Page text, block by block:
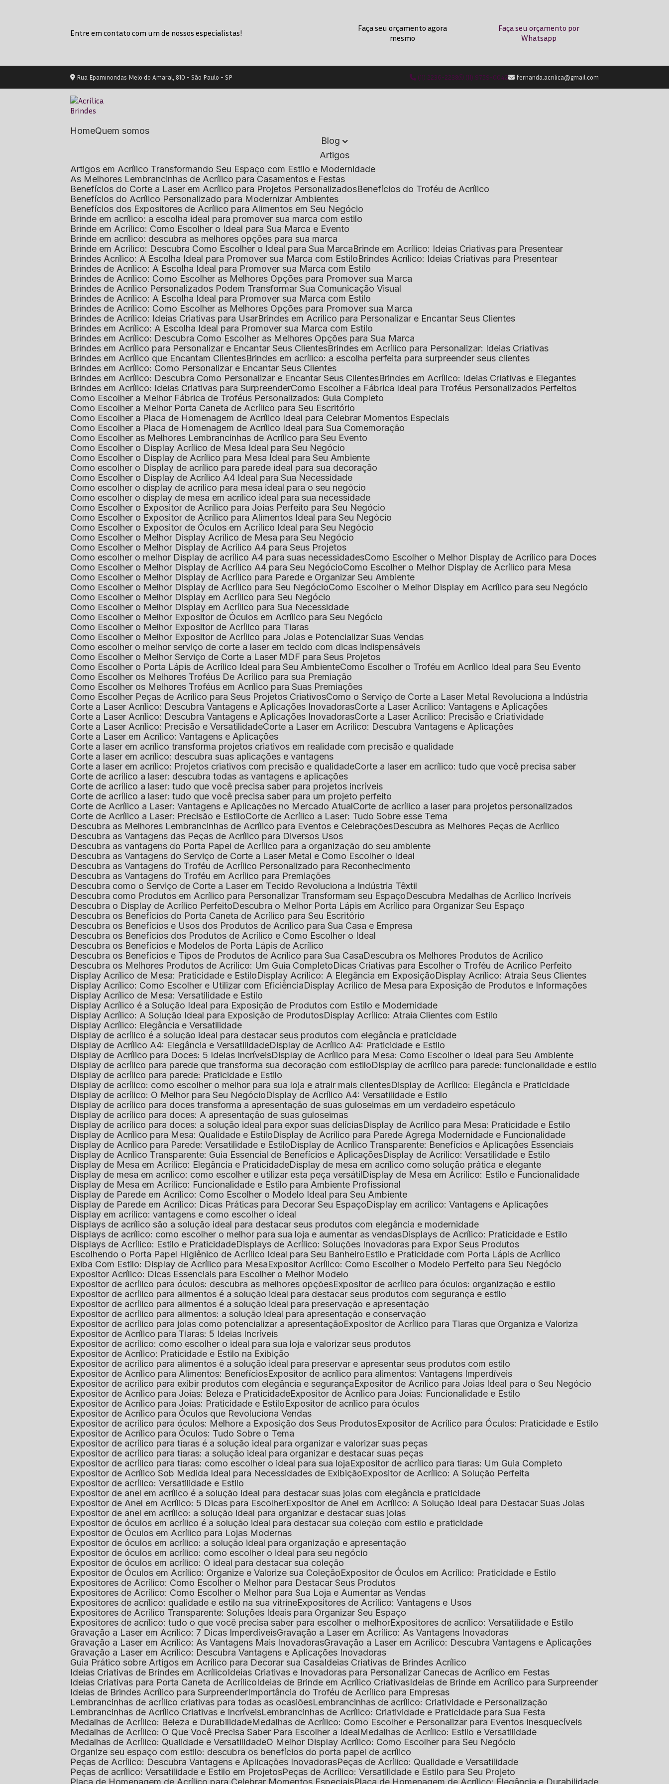
Entre em contato com um de nossos especialistas!
Faça seu orçamento agora
mesmo
Faça seu orçamento por
Whatsapp
Rua Epaminondas Melo do Amaral, 810 - São Paulo - SP (11) 2236-2238 (11) 9759-0042 fernanda.acrilica@gmail.com
Home
Quem somos
Blog
Artigos
Artigos em Acrílico Transformando Seu Espaço com Estilo e Modernidade
As Melhores Lembrancinhas de Acrílico para Casamentos e Festas
Benefícios do Corte a Laser em Acrílico para Projetos Personalizados
Benefícios do Troféu de Acrílico
Benefícios do Acrílico Personalizado para Modernizar Ambientes
Benefícios dos Expositores de Acrílico para Alimentos em Seu Negócio
Brinde em acrílico: a escolha ideal para promover sua marca com estilo
Brinde em Acrílico: Como Escolher o Ideal para Sua Marca e Evento
Brinde em acrílico: descubra as melhores opções para sua marca
Brinde em Acrílico: Descubra Como Escolher o Ideal para Sua Marca
Brinde em Acrílico: Ideias Criativas para Presentear
Brindes Acrílico: A Escolha Ideal para Promover sua Marca com Estilo
Brindes Acrílico: Ideias Criativas para Presentear
Brindes de Acrílico: A Escolha Ideal para Promover sua Marca com Estilo
Brindes de Acrílico: Como Escolher as Melhores Opções para Promover sua Marca
Brindes de Acrílico Personalizados Podem Transformar Sua Comunicação Visual
Brindes de Acrílico: A Escolha Ideal para Promover sua Marca com Estilo
Brindes de Acrílico: Como Escolher as Melhores Opções para Promover sua Marca
Brindes de Acrílico: Ideias Criativas para Usar
Brindes em Acrílico para Personalizar e Encantar Seus Clientes
Brindes em Acrílico: A Escolha Ideal para Promover sua Marca com Estilo
Brindes em Acrílico: Descubra Como Escolher as Melhores Opções para Sua Marca
Brindes em Acrílico para Personalizar e Encantar Seus Clientes
Brindes em Acrílico para Personalizar: Ideias Criativas
Brindes em Acrílico que Encantam Clientes
Brindes em acrílico: a escolha perfeita para surpreender seus clientes
Brindes em Acrílico: Como Personalizar e Encantar Seus Clientes
Brindes em Acrílico: Descubra Como Personalizar e Encantar Seus Clientes
Brindes em Acrílico: Ideias Criativas e Elegantes
Brindes em Acrílico: Ideias Criativas para Surpreender
Como Escolher a Fábrica Ideal para Troféus Personalizados Perfeitos
Como Escolher a Melhor Fábrica de Troféus Personalizados: Guia Completo
Como Escolher a Melhor Porta Caneta de Acrílico para Seu Escritório
Como Escolher a Placa de Homenagem de Acrílico Ideal para Celebrar Momentos Especiais
Como Escolher a Placa de Homenagem de Acrílico Ideal para Sua Comemoração
Como Escolher as Melhores Lembrancinhas de Acrílico para Seu Evento
Como Escolher o Display Acrílico de Mesa Ideal para Seu Negócio
Como Escolher o Display de Acrílico para Mesa Ideal para Seu Ambiente
Como escolher o Display de acrílico para parede ideal para sua decoração
Como Escolher o Display de Acrílico A4 Ideal para Sua Necessidade
Como escolher o display de acrílico para mesa ideal para o seu negócio
Como escolher o display de mesa em acrílico ideal para sua necessidade
Como Escolher o Expositor de Acrílico para Joias Perfeito para Seu Negócio
Como Escolher o Expositor de Acrílico para Alimentos Ideal para Seu Negócio
Como Escolher o Expositor de Óculos em Acrílico Ideal para Seu Negócio
Como Escolher o Melhor Display Acrílico de Mesa para Seu Negócio
Como Escolher o Melhor Display de Acrílico A4 para Seus Projetos
Como escolher o melhor Display de acrílico A4 para suas necessidades
Como Escolher o Melhor Display de Acrílico para Doces
Como Escolher o Melhor Display de Acrílico A4 para Seu Negócio
Como Escolher o Melhor Display de Acrílico para Mesa
Como Escolher o Melhor Display de Acrílico para Parede e Organizar Seu Ambiente
Como Escolher o Melhor Display de Acrílico para Seu Negócio
Como Escolher o Melhor Display em Acrílico para seu Negócio
Como Escolher o Melhor Display em Acrílico para Seu Negócio
Como Escolher o Melhor Display em Acrílico para Sua Necessidade
Como Escolher o Melhor Expositor de Óculos em Acrílico para Seu Negócio
Como Escolher o Melhor Expositor de Acrílico para Tiaras
Como Escolher o Melhor Expositor de Acrílico para Joias e Potencializar Suas Vendas
Como escolher o melhor serviço de corte a laser em tecido com dicas indispensáveis
Como Escolher o Melhor Serviço de Corte a Laser MDF para Seus Projetos
Como Escolher o Porta Lápis de Acrílico Ideal para Seu Ambiente
Como Escolher o Troféu em Acrílico Ideal para Seu Evento
Como Escolher os Melhores Troféus De Acrílico para sua Premiação
Como Escolher os Melhores Troféus em Acrílico para Suas Premiações
Como Escolher Peças de Acrílico para Seus Projetos Criativos
Como o Serviço de Corte a Laser Metal Revoluciona a Indústria
Corte a Laser Acrílico: Descubra Vantagens e Aplicações Inovadoras
Corte a Laser Acrílico: Vantagens e Aplicações
Corte a Laser Acrílico: Descubra Vantagens e Aplicações Inovadoras
Corte a Laser Acrílico: Precisão e Criatividade
Corte a Laser Acrílico: Precisão e Versatilidade
Corte a Laser em Acrílico: Descubra Vantagens e Aplicações
Corte a Laser em Acrílico: Vantagens e Aplicações
Corte a laser em acrílico transforma projetos criativos em realidade com precisão e qualidade
Corte a laser em acrílico: descubra suas aplicações e vantagens
Corte a laser em acrílico: Projetos criativos com precisão e qualidade
Corte a laser em acrílico: tudo que você precisa saber
Corte de acrílico a laser: descubra todas as vantagens e aplicações
Corte de acrílico a laser: tudo que você precisa saber para projetos incríveis
Corte de acrílico a laser: tudo que você precisa saber para um projeto perfeito
Corte de Acrílico a Laser: Vantagens e Aplicações no Mercado Atual
Corte de acrílico a laser para projetos personalizados
Corte de Acrílico a Laser: Precisão e Estilo
Corte de Acrílico a Laser: Tudo Sobre esse Tema
Descubra as Melhores Lembrancinhas de Acrílico para Eventos e Celebrações
Descubra as Melhores Peças de Acrílico
Descubra as Vantagens das Peças de Acrílico para Diversos Usos
Descubra as vantagens do Porta Papel de Acrílico para a organização do seu ambiente
Descubra as Vantagens do Serviço de Corte a Laser Metal e Como Escolher o Ideal
Descubra as Vantagens do Troféu de Acrílico Personalizado para Reconhecimento
Descubra as Vantagens do Troféu em Acrílico para Premiações
Descubra como o Serviço de Corte a Laser em Tecido Revoluciona a Indústria Têxtil
Descubra como Produtos em Acrílico para Personalizar Transformam seu Espaço
Descubra Medalhas de Acrílico Incríveis
Descubra o Display de Acrílico Perfeito
Descubra o Melhor Porta Lápis em Acrílico para Organizar Seu Espaço
Descubra os Benefícios do Porta Caneta de Acrílico para Seu Escritório
Descubra os Benefícios e Usos dos Produtos de Acrílico para Sua Casa e Empresa
Descubra os Benefícios dos Produtos de Acrílico e Como Escolher o Ideal
Descubra os Benefícios e Modelos de Porta Lápis de Acrílico
Descubra os Benefícios e Tipos de Produtos de Acrílico para Sua Casa
Descubra os Melhores Produtos de Acrílico
Descubra os Melhores Produtos de Acrílico: Um Guia Completo
Dicas Criativas para Escolher o Troféu de Acrílico Perfeito
Display Acrílico de Mesa: Praticidade e Estilo
Display Acrílico: A Elegância em Exposição
Display Acrílico: Atraia Seus Clientes
Display Acrílico: Como Escolher e Utilizar com Eficiência
Display Acrílico de Mesa para Exposição de Produtos e Informações
Display Acrílico de Mesa: Versatilidade e Estilo
Display Acrílico é a Solução Ideal para Exposição de Produtos com Estilo e Modernidade
Display Acrílico: A Solução Ideal para Exposição de Produtos
Display Acrílico: Atraia Clientes com Estilo
Display Acrílico: Elegância e Versatilidade
Display de acrílico é a solução ideal para destacar seus produtos com elegância e praticidade
Display de Acrílico A4: Elegância e Versatilidade
Display de Acrílico A4: Praticidade e Estilo
Display de Acrílico para Doces: 5 Ideias Incríveis
Display de Acrílico para Mesa: Como Escolher o Ideal para Seu Ambiente
Display de acrílico para parede que transforma sua decoração com estilo
Display de acrílico para parede: funcionalidade e estilo
Display de acrílico para parede: Praticidade e Estilo
Display de acrílico: como escolher o melhor para sua loja e atrair mais clientes
Display de Acrílico: Elegância e Praticidade
Display de acrílico: O Melhor para Seu Negócio
Display de Acrílico A4: Versatilidade e Estilo
Display de acrílico para doces transforma a apresentação de suas guloseimas em um verdadeiro espetáculo
Display de acrílico para doces: A apresentação de suas guloseimas
Display de acrílico para doces: a solução ideal para expor suas delícias
Display de Acrílico para Mesa: Praticidade e Estilo
Display de Acrílico para Mesa: Qualidade e Estilo
Display de Acrílico para Parede Agrega Modernidade e Funcionalidade
Display de Acrílico para Parede: Versatilidade e Estilo
Display de Acrílico Transparente: Benefícios e Aplicações Essenciais
Display de Acrílico Transparente: Guia Essencial de Benefícios e Aplicações
Display de Acrílico: Versatilidade e Estilo
Display de Mesa em Acrílico: Elegância e Praticidade
Display de mesa em acrílico como solução prática e elegante
Display de mesa em acrílico: como escolher e utilizar esta peça versátil
Display de Mesa em Acrílico: Estilo e Funcionalidade
Display de Mesa em Acrílico: Funcionalidade e Estilo para Ambiente Profissional
Display de Parede em Acrílico: Como Escolher o Modelo Ideal para Seu Ambiente
Display de Parede em Acrílico: Dicas Práticas para Decorar Seu Espaço
Display em acrílico: Vantagens e Aplicações
Display em acrílico: vantagens e como escolher o ideal
Displays de acrílico são a solução ideal para destacar seus produtos com elegância e modernidade
Displays de acrílico: como escolher o melhor para sua loja e aumentar as vendas
Displays de Acrílico: Praticidade e Estilo
Displays de Acrílico: Estilo e Praticidade
Displays de Acrílico: Soluções Inovadoras para Expor Seus Produtos
Escolhendo o Porta Papel Higiênico de Acrílico Ideal para Seu Banheiro
Estilo e Praticidade com Porta Lápis de Acrílico
Exiba Com Estilo: Display de Acrílico para Mesa Expositor Acrílico: Como Escolher o Modelo Perfeito para Seu Negócio
Expositor Acrílico: Dicas Essenciais para Escolher o Melhor Modelo
Expositor de acrílico para óculos: descubra as melhores opções Expositor de acrílico para óculos: organização e estilo
Expositor de acrílico para alimentos é a solução ideal para destacar seus produtos com segurança e estilo
Expositor de acrílico para alimentos é a solução ideal para preservação e apresentação
Expositor de acrílico para alimentos: a solução ideal para apresentação e conservação
Expositor de acrílico para joias como potencializar a apresentação Expositor de Acrílico para Tiaras que Organiza e Valoriza
Expositor de Acrílico para Tiaras: 5 Ideias Incríveis
Expositor de acrílico: como escolher o ideal para sua loja e valorizar seus produtos
Expositor de Acrílico: Praticidade e Estilo na Exibição
Expositor de acrílico para alimentos é a solução ideal para preservar e apresentar seus produtos com estilo
Expositor de Acrílico para Alimentos: Benefícios Expositor de acrílico para alimentos: Vantagens Imperdíveis
Expositor de acrílico para exibir produtos com elegância e segurança Expositor de Acrílico para Joias Ideal para o Seu Negócio
Expositor de Acrílico para Joias: Beleza e Praticidade Expositor de Acrílico para Joias: Funcionalidade e Estilo
Expositor de Acrílico para Joias: Praticidade e Estilo Expositor de acrílico para óculos
Expositor de Acrílico para Óculos que Revoluciona Vendas
Expositor de acrílico para óculos: Melhore a Exposição dos Seus Produtos Expositor de Acrílico para Óculos: Praticidade e Estilo
Expositor de Acrílico para Óculos: Tudo Sobre o Tema
Expositor de acrílico para tiaras é a solução ideal para organizar e valorizar suas peças
Expositor de acrílico para tiaras: a solução ideal para organizar e destacar suas peças
Expositor de acrílico para tiaras: como escolher o ideal para sua loja Expositor de acrílico para tiaras: Um Guia Completo
Expositor de Acrílico Sob Medida Ideal para Necessidades de Exibição Expositor de Acrílico: A Solução Perfeita
Expositor de acrílico: Versatilidade e Estilo
Expositor de anel em acrílico é a solução ideal para destacar suas joias com elegância e praticidade
Expositor de Anel em Acrílico: 5 Dicas para Escolher Expositor de Anel em Acrílico: A Solução Ideal para Destacar Suas Joias
Expositor de anel em acrílico: a solução ideal para organizar e destacar suas joias
Expositor de óculos em acrílico é a solução ideal para destacar sua coleção com estilo e praticidade
Expositor de Óculos em Acrílico para Lojas Modernas
Expositor de óculos em acrílico: a solução ideal para organização e apresentação
Expositor de óculos em acrílico: como escolher o ideal para seu negócio
Expositor de óculos em acrílico: O ideal para destacar sua coleção
Expositor de Óculos em Acrílico: Organize e Valorize sua Coleção Expositor de Óculos em Acrílico: Praticidade e Estilo
Expositores de Acrílico: Como Escolher o Melhor para Destacar Seus Produtos
Expositores de Acrílico: Como Escolher o Melhor para Sua Loja e Aumentar as Vendas
Expositores de acrílico: qualidade e estilo na sua vitrine Expositores de Acrílico: Vantagens e Usos
Expositores de Acrílico Transparente: Soluções Ideais para Organizar Seu Espaço
Expositores de acrílico: tudo o que você precisa saber para escolher o melhor Expositores de acrílico: Versatilidade e Estilo
Gravação a Laser em Acrílico: 7 Dicas Imperdíveis
Gravação a Laser em Acrílico: As Vantagens Inovadoras
Gravação a Laser em Acrílico: As Vantagens Mais Inovadoras
Gravação a Laser em Acrílico: Descubra Vantagens e Aplicações
Gravação a Laser em Acrílico: Descubra Vantagens e Aplicações Inovadoras
Guia Prático sobre Artigos em Acrílico para Decorar sua Casa Ideias Criativas de Brindes Acrílico
Ideias Criativas de Brindes em Acrílico Ideias Criativas e Inovadoras para Personalizar Canecas de Acrílico em Festas
Ideias Criativas para Porta Caneta de Acrílico Ideias de Brinde em Acrílico Criativas Ideias de Brinde em Acrílico para Surpreender
Ideias de Brindes Acrílico para Surpreender Importância do Troféu de Acrílico para Empresas
Lembrancinhas de acrílico criativas para todas as ocasiões Lembrancinhas de acrílico: Criatividade e Personalização
Lembrancinhas de Acrílico Criativas e Incríveis Lembrancinhas de Acrílico: Criatividade e Praticidade para Sua Festa
Medalhas de Acrílico: Beleza e Durabilidade
Medalhas de Acrílico: Como Escolher e Personalizar para Eventos Inesquecíveis
Medalhas de Acrílico: O Que Você Precisa Saber Para Escolher a Ideal
Medalhas de Acrílico: Estilo e Versatilidade
Medalhas de Acrílico: Qualidade e Versatilidade
O Melhor Display Acrílico: Como Escolher para Seu Negócio
Organize seu espaço com estilo: descubra os benefícios do porta papel de acrílico
Peças de Acrílico: Descubra Vantagens e Aplicações Inovadoras
Peças de Acrílico: Qualidade e Versatilidade
Peças de acrílico: Versatilidade e Estilo em Projetos
Peças de Acrílico: Versatilidade e Estilo para Seu Projeto
Placa de Homenagem de Acrílico para Celebrar Momentos Especiais
Placa de Homenagem de Acrílico: Elegância e Durabilidade